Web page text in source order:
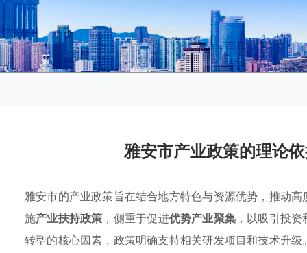
雅安市产业政策的理论
雅安市的产业政策旨在结合地方特色与资源优势，推动
施产业扶持政策 ，侧重于促进优势产业聚集，以吸引投资
转型的核心因素，政策明确支持相关研发项目和技术升